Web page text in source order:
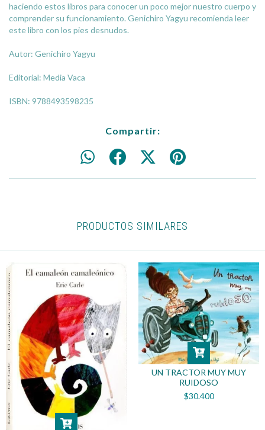
haciendo estos libros para conocer un poco mejor nuestro cuerpo y
comprender su funcionamiento. Genichiro Yagyu recomienda leer
este libro con los pies desnudos.
Autor: Genichiro Yagyu
Editorial: Media Vaca
ISBN: 9788493598235
Compartir:
PRODUCTOS SIMILARES
UN TRACTOR MUY MUY
RUIDOSO
$30.400